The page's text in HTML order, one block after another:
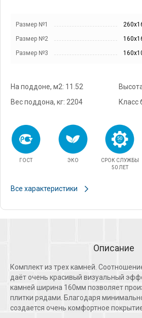
Размер №1
Размер №2
Размер №3
На поддоне, м2: 11.52
Вес поддона, кг: 2204
Класс
ГОСТ ЭКО
СРОК СЛУЖБЫ
50 ЛЕТ
Все характеристики
Описание
Комплект из трех камней.
даёт очень красивый визуальный
камней ширина 160мм позволяет
плитки рядами. Благодаря
создается очень комфортное